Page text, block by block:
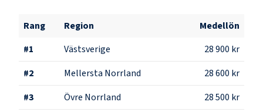
Rang Region
Medellön
#1 Västsverige
28 900 kr
#2 Mellersta Norrland
28 600 kr
#3 Övre Norrland 28 500 kr